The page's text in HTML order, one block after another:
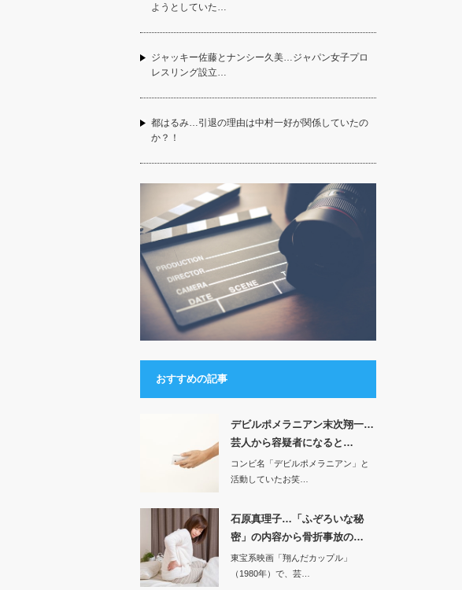
ようとしていた…
ジャッキー佐藤とナンシー久美…ジャパン女子プロ
レスリング設立…
都はるみ…引退の理由は中村一好が関係していたの
か？！
おすすめの記事
デビルポメラニアン末次翔一…
芸人から容疑者になると…
コンビ名「デビルポメラニアン」と
活動していたお笑…
石原真理子…「ふぞろいな秘
密」の内容から骨折事放の…
東宝系映画「翔んだカップル」
（1980年）で、芸…